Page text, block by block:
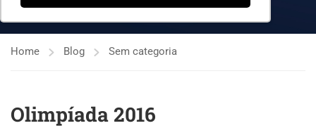
Home Blog Sem categoria
Olimpíada 2016